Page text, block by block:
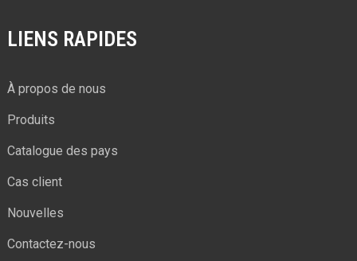
LIENS RAPIDES
À propos de nous
Produits
Catalogue des pays
Cas client
Nouvelles
Contactez-nous